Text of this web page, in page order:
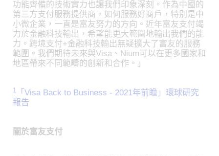
功能齊備的技術實力也讓我們印象深刻。作為中國的
第三方支付服務提供商，如何服務好商戶，特別是中
小微企業，一直是富友努力的方向。近年富友支付竭
力於金融科技輸出，希望能更大範圍地輸出我們的能
力。跨境支付+金融科技輸出無疑擴大了富友的服務
範圍。我們期待未來與Visa、Nium可以在更多國家和
地區帶來不同範疇的創新和合作。」
1
「Visa Back to Business - 2021年前瞻」環球研究
報告
關於富友支付